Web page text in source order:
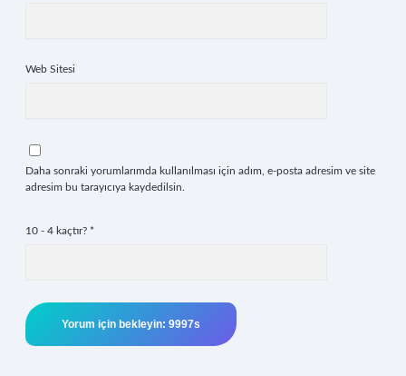
Web Sitesi
Daha sonraki yorumlarımda kullanılması için adım, e-posta adresim ve site
adresim bu tarayıcıya kaydedilsin.
10 - 4 kaçtır? *